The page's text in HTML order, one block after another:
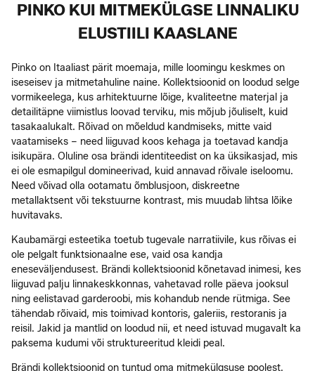
PINKO KUI MITMEKÜLGSE LINNALIKU
ELUSTIILI KAASLANE
Pinko on Itaaliast pärit moemaja, mille loomingu keskmes on
iseseisev ja mitmetahuline naine. Kollektsioonid on loodud selge
vormikeelega, kus arhitektuurne lõige, kvaliteetne materjal ja
detailitäpne viimistlus loovad terviku, mis mõjub jõuliselt, kuid
tasakaalukalt. Rõivad on mõeldud kandmiseks, mitte vaid
vaatamiseks – need liiguvad koos kehaga ja toetavad kandja
isikupära. Oluline osa brändi identiteedist on ka üksikasjad, mis
ei ole esmapilgul domineerivad, kuid annavad rõivale iseloomu.
Need võivad olla ootamatu õmblusjoon, diskreetne
metallaktsent või tekstuurne kontrast, mis muudab lihtsa lõike
huvitavaks.
Kaubamärgi esteetika toetub tugevale narratiivile, kus rõivas ei
ole pelgalt funktsionaalne ese, vaid osa kandja
eneseväljendusest. Brändi kollektsioonid kõnetavad inimesi, kes
liiguvad palju linnakeskkonnas, vahetavad rolle päeva jooksul
ning eelistavad garderoobi, mis kohandub nende rütmiga. See
tähendab rõivaid, mis toimivad kontoris, galeriis, restoranis ja
reisil. Jakid ja mantlid on loodud nii, et need istuvad mugavalt ka
paksema kudumi või struktureeritud kleidi peal.
Brändi kollektsioonid on tuntud oma mitmekülgsuse poolest.